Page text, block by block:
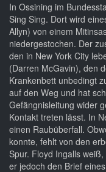
In Ossining im
Sing Sing. Dort wird
Allyn) von einem
niedergestochen. Der
den in New York City
(Darren McGavin), den
Krankenbett unbedingt
auf den Weg und hat
Gefängnisleitung wider
Kontakt treten lässt. In
einen Raubüberfall.
konnte, fehlt von den
Spur. Floyd Ingalls
er jedoch den Brief